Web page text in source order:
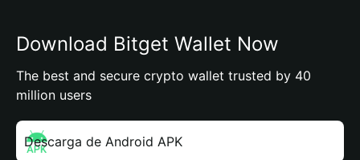
Download Bitget Wallet Now
The best and secure crypto wallet trusted by 40
million users
Descarga de Android APK